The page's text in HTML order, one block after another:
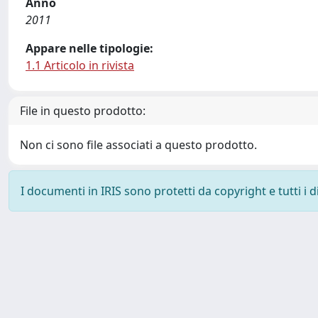
2011
Appare nelle tipologie:
1.1 Articolo in rivista
File in questo prodotto:
Non ci sono file associati a questo prodotto.
I documenti in IRIS sono protetti da copyright e tutti i